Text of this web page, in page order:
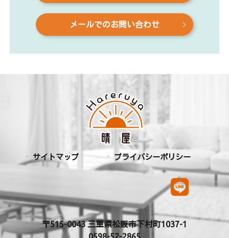
メールでのお問い合わせ
サイトマップ プライバシーポリシー
〒515-0043 三重県松阪市下村町1037-1